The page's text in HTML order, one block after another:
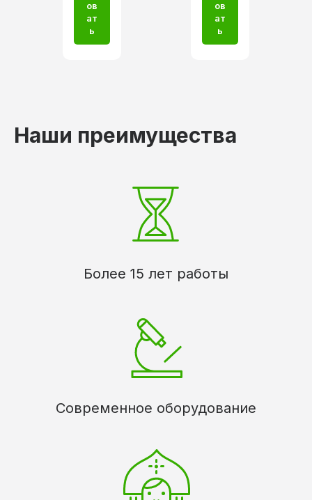
ов
ат
ь
ов
ат
ь
Наши преимущества
Более 15 лет работы
Современное оборудование